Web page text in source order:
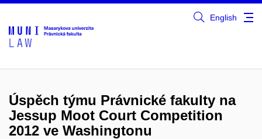
English
Úspěch týmu Právnické fakulty na
Jessup Moot Court Competition
2012 ve Washingtonu